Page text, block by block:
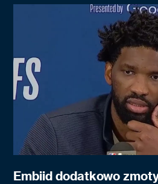
Embiid dodatkowo